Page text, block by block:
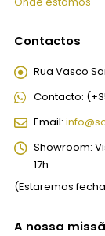
Contactos
Rua Vasco
Contacto:
Email:
Showroom:
17h
(Estaremos
A nossa